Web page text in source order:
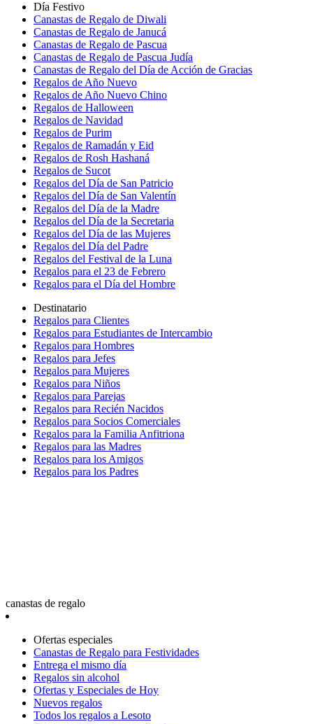
Día Festivo
Canastas de Regalo de Diwali
Canastas de Regalo de Janucá
Canastas de Regalo de Pascua
Canastas de Regalo de Pascua Judía
Canastas de Regalo del Día de Acción de Gracias
Regalos de Año Nuevo
Regalos de Año Nuevo Chino
Regalos de Halloween
Regalos de Navidad
Regalos de Purim
Regalos de Ramadán y Eid
Regalos de Rosh Hashaná
Regalos de Sucot
Regalos del Día de San Patricio
Regalos del Día de San Valentín
Regalos del Día de la Madre
Regalos del Día de la Secretaria
Regalos del Día de las Mujeres
Regalos del Día del Padre
Regalos del Festival de la Luna
Regalos para el 23 de Febrero
Regalos para el Día del Hombre
Destinatario
Regalos para Clientes
Regalos para Estudiantes de Intercambio
Regalos para Hombres
Regalos para Jefes
Regalos para Mujeres
Regalos para Niños
Regalos para Parejas
Regalos para Recién Nacidos
Regalos para Socios Comerciales
Regalos para la Familia Anfitriona
Regalos para las Madres
Regalos para los Amigos
Regalos para los Padres
canastas de regalo
Ofertas especiales
Canastas de Regalo para Festividades
Entrega el mismo día
Regalos sin alcohol
Ofertas y Especiales de Hoy
Nuevos regalos
Todos los regalos a Lesoto